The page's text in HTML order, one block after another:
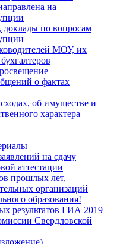
на
по вопросам
МОУ, их
о фактах
об имуществе и
характера
на сдачу
аттестации
прошлых лет,
организаций
образования!
результатов ГИА 2019
Свердловской